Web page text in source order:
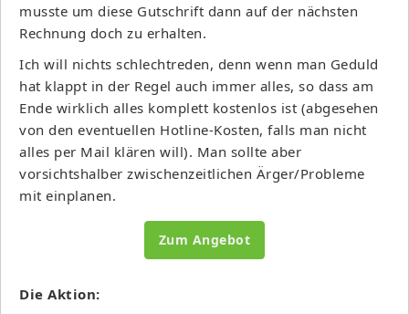
musste um diese Gutschrift dann auf der nächsten
Rechnung doch zu erhalten.
Ich will nichts schlechtreden, denn wenn man Geduld
hat klappt in der Regel auch immer alles, so dass am
Ende wirklich alles komplett kostenlos ist (abgesehen
von den eventuellen Hotline-Kosten, falls man nicht
alles per Mail klären will). Man sollte aber
vorsichtshalber zwischenzeitlichen Ärger/Probleme
mit einplanen.
Zum Angebot
Die Aktion: